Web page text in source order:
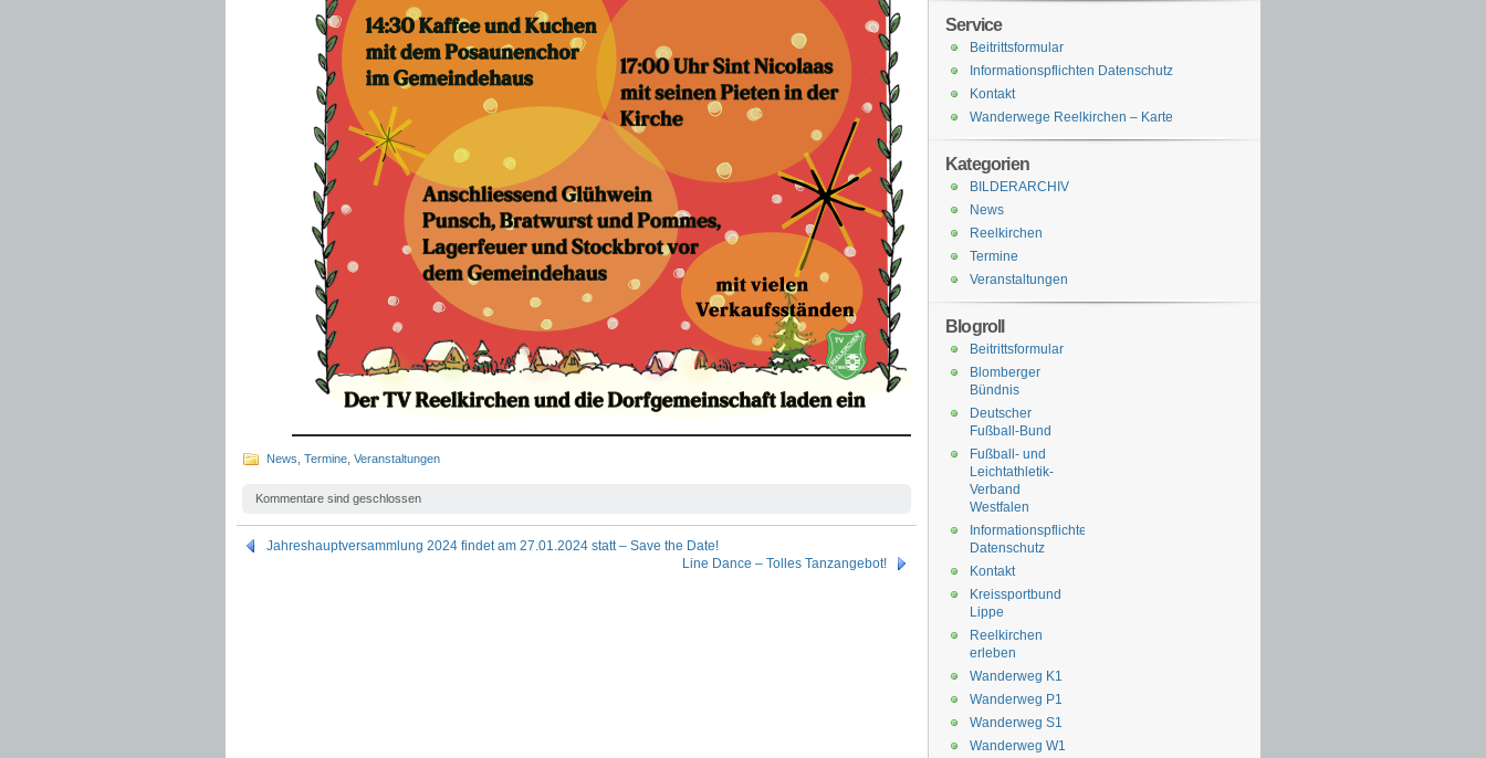
News Termine Veranstaltungen
Kommentare sind geschlossen
Jahreshauptversammlung 2024 findet am 27.01.2024 statt – Save the Date!
Line Dance – Tolles Tanzangebot!
Service
Beitrittsformular
Informationspflichten Datenschutz
Kontakt
Wanderwege Reelkirchen – Karte
Kategorien
BILDERARCHIV
News
Reelkirchen
Termine
Veranstaltungen
Blogroll
Beitrittsformular
Blomberger
Bündnis
Deutscher
Fußball-Bund
Fußball- und
Leichtathletik-
Verband
Westfalen
Informationspflichten
Datenschutz
Kontakt
Kreissportbund
Lippe
Reelkirchen
erleben
Wanderweg K1
Wanderweg P1
Wanderweg S1
Wanderweg W1